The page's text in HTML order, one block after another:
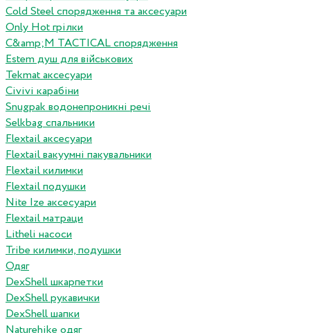
Cold Steel спорядження та аксесуари
Only Hot грілки
C&amp;M TACTICAL спорядження
Estem душ для військових
Tekmat аксесуари
Сivivi карабіни
Snugpak водонепроникні речі
Selkbag спальники
Flextail аксесуари
Flextail вакуумні пакувальники
Flextail килимки
Flextail подушки
Nite Ize аксесуари
Flextail матраци
Litheli насоси
Tribe килимки, подушки
Одяг
DexShell шкарпетки
DexShell рукавички
DexShell шапки